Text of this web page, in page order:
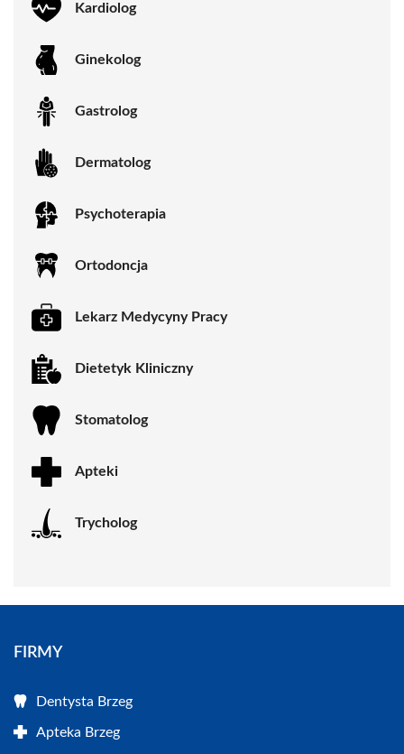
Kardiolog
Ginekolog
Gastrolog
Dermatolog
Psychoterapia
Ortodoncja
Lekarz Medycyny Pracy
Dietetyk Kliniczny
Stomatolog
Apteki
Trycholog
FIRMY
Dentysta Brzeg
Apteka Brzeg